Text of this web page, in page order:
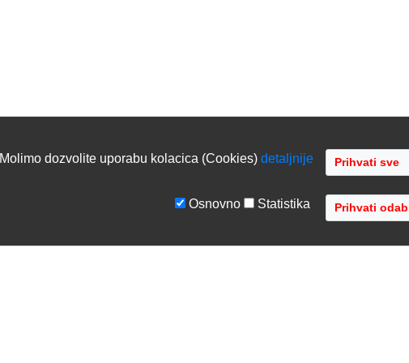
Molimo dozvolite uporabu kolacica (Cookies) detaljnije
Osnovno Statistika